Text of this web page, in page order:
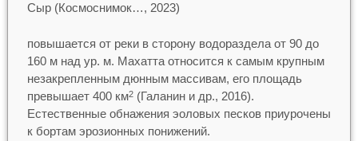
Сыр (Космоснимок…, 2023)
повышается от реки в сторону водораздела от 90 до
160 м над ур. м. Махатта относится к самым крупным
незакрепленным дюнным массивам, его площадь
превышает 400 км2(Галанин и др., 2016).
Естественные обнажения эоловых песков приурочены
к бортам эрозионных понижений.